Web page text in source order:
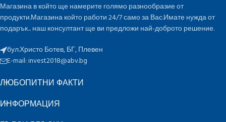
Магазина в който ще намерите голямо разнообразие от
продукти.Магазина който работи 24/7 само за Вас.Имате нужда от
подарък... наш консултант ще ви предложи най-доброто решение.
бул.Христо Ботев, БГ, Плевен
E-mail:invest2018@abv.bg
ЛЮБОПИТНИ ФАКТИ
ИНФОРМАЦИЯ